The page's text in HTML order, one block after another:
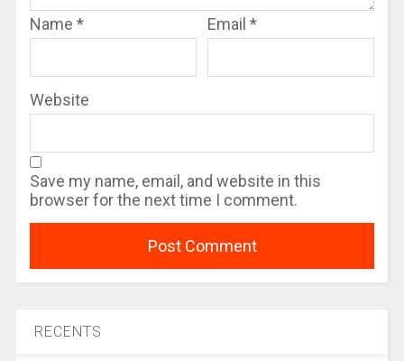
Name * Email *
Website
Save my name, email, and website in this
browser for the next time I comment.
RECENTS